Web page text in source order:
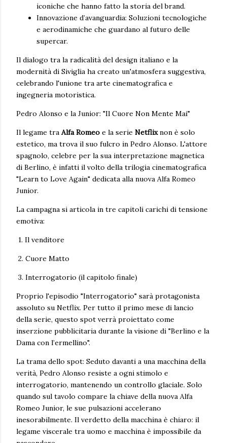
iconiche che hanno fatto la storia del brand.
Innovazione d’avanguardia: Soluzioni tecnologiche
e aerodinamiche che guardano al futuro delle
supercar.
Il dialogo tra la radicalità del design italiano e la
modernità di Siviglia ha creato un'atmosfera suggestiva,
celebrando l'unione tra arte cinematografica e
ingegneria motoristica.
Pedro Alonso e la Junior: "Il Cuore Non Mente Mai"
Il legame tra Alfa Romeo e la serie Netflixnon è solo
estetico, ma trova il suo fulcro in Pedro Alonso. L'attore
spagnolo, celebre per la sua interpretazione magnetica
di Berlino, è infatti il volto della trilogia cinematografica
"Learn to Love Again" dedicata alla nuova Alfa Romeo
Junior.
La campagna si articola in tre capitoli carichi di tensione
emotiva:
1. Il venditore
2. Cuore Matto
3. Interrogatorio (il capitolo finale)
Proprio l'episodio "Interrogatorio" sarà protagonista
assoluto su Netflix. Per tutto il primo mese di lancio
della serie, questo spot verrà proiettato come
inserzione pubblicitaria durante la visione di "Berlino e la
Dama con l’ermellino".
La trama dello spot: Seduto davanti a una macchina della
verità, Pedro Alonso resiste a ogni stimolo e
interrogatorio, mantenendo un controllo glaciale. Solo
quando sul tavolo compare la chiave della nuova Alfa
Romeo Junior, le sue pulsazioni accelerano
inesorabilmente. Il verdetto della macchina è chiaro: il
legame viscerale tra uomo e macchina è impossibile da